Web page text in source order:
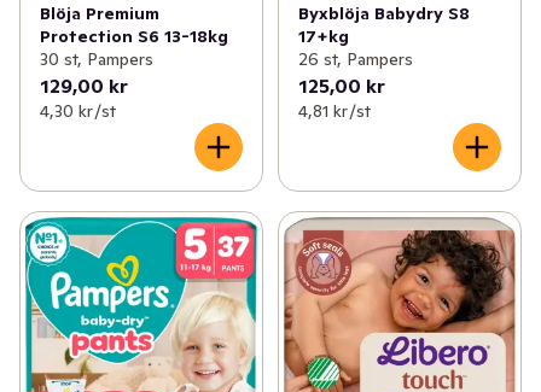
Blöja Premium
Protection S6 13-18kg
30 st, Pampers
129,00 kr
4,30 kr /st
Byxblöja Babydry S8
17+kg
26 st, Pampers
125,00 kr
4,81 kr /st